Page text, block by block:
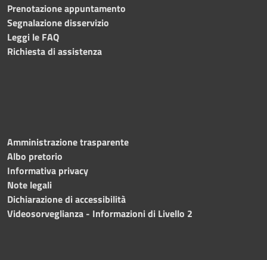
Prenotazione appuntamento
Segnalazione disservizio
Leggi le FAQ
Richiesta di assistenza
Amministrazione trasparente
Albo pretorio
Informativa privacy
Note legali
Dichiarazione di accessibilità
Videosorveglianza - Informazioni di Livello 2